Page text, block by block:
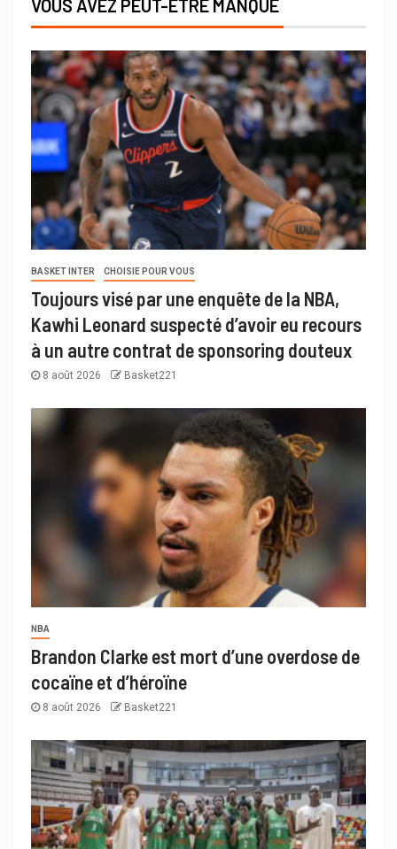
VOUS AVEZ PEUT-ÊTRE MANQUÉ
BASKET INTER CHOISIE POUR VOUS
Toujours visé par une enquête de la NBA,
Kawhi Leonard suspecté d’avoir eu recours
à un autre contrat de sponsoring douteux
8 août 2026 Basket221
NBA
Brandon Clarke est mort d’une overdose de
cocaïne et d’héroïne
8 août 2026 Basket221